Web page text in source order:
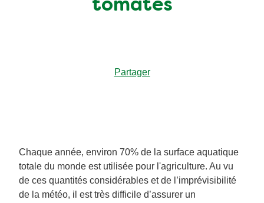
tomates
Partager
Chaque année, environ 70% de la surface aquatique
totale du monde est utilisée pour l'agriculture. Au vu
de ces quantités considérables et de l’imprévisibilité
de la météo, il est très difficile d’assurer un